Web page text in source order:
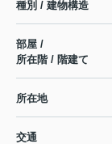
種別 / 建物構造
部屋 /
所在階 / 階建て
所在地
交通